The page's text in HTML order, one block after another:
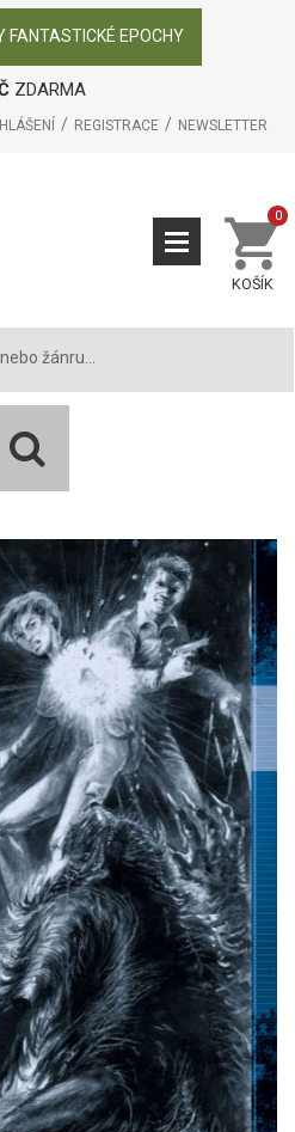
FANTASTICKÉ EPOCHY
ZDARMA
REGISTRACE NEWSLETTER
KOŠÍK
0